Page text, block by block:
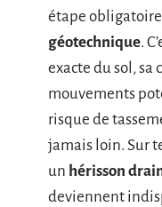
étape
géotechnique.
exacte du sol, sa
mouvements
risque de
jamais loin. Sur
un hérisson
deviennent